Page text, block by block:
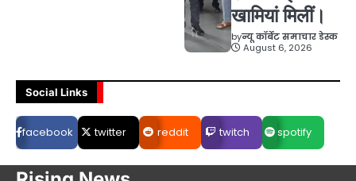
खामियां मिलीं।
byन्यू कॉर्बेट समाचार डेस्क
August 6, 2026
Social Links
facebook twitter reddit twitch spotify